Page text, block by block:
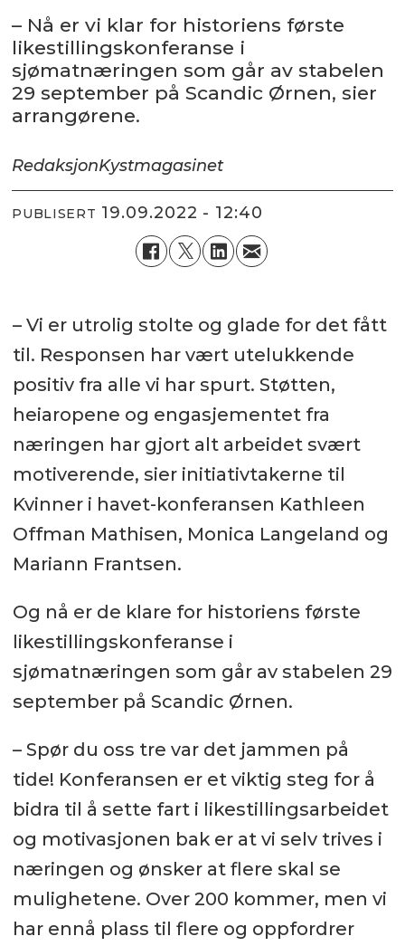
– Nå er vi klar for historiens første
likestillingskonferanse i
sjømatnæringen som går av stabelen
29 september på Scandic Ørnen, sier
arrangørene.
RedaksjonKystmagasinet
PUBLISERT 19.09.2022 - 12:40
– Vi er utrolig stolte og glade for det fått
til. Responsen har vært utelukkende
positiv fra alle vi har spurt. Støtten,
heiaropene og engasjementet fra
næringen har gjort alt arbeidet svært
motiverende, sier initiativtakerne til
Kvinner i havet-konferansen Kathleen
Offman Mathisen, Monica Langeland og
Mariann Frantsen.
Og nå er de klare for historiens første
likestillingskonferanse i
sjømatnæringen som går av stabelen 29
september på Scandic Ørnen.
– Spør du oss tre var det jammen på
tide! Konferansen er et viktig steg for å
bidra til å sette fart i likestillingsarbeidet
og motivasjonen bak er at vi selv trives i
næringen og ønsker at flere skal se
mulighetene. Over 200 kommer, men vi
har ennå plass til flere og oppfordrer